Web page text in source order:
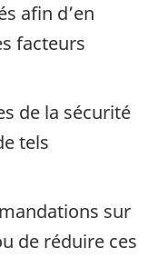
afin d’en
facteurs
de la sécurité
tels
sur
de réduire ces